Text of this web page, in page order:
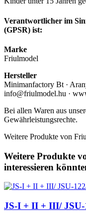
Verantwortlicher im
(GPSR) ist:
Marke
Friulmodel
Hersteller
Minimanfactory Bt ·
info@friulmodel.hu ·
Bei allen Waren aus
Gewährleistungsrechte.
Weitere Produkte von
Weitere Produkte
interessieren
JS-I + II + III/ JSU-